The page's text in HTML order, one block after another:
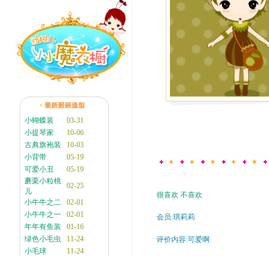
小蝴蝶装
03-31
小提琴家
10-06
古典旗袍装
10-03
小背带
05-19
可爱小丑
05-19
蘑栗小粒桃
儿
02-25
小牛牛之二
02-01
小牛牛之一
02-01
年年有鱼装
01-16
绿色小毛虫
11-24
小毛球
11-24
很喜欢 不喜欢
会员:琪莉莉
评价内容:可爱啊